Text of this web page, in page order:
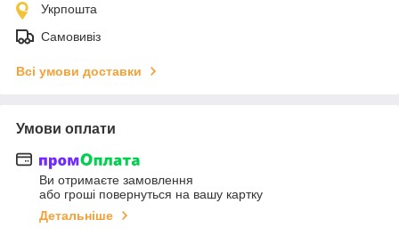
Укрпошта
Самовивіз
Всі умови доставки
Умови оплати
Ви отримаєте замовлення
або гроші повернуться на вашу картку
Детальніше